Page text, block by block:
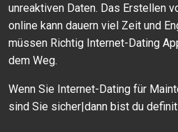
unreaktiven Daten. Das Erstellen
online kann dauern viel Zeit und
müssen Richtig Internet-Dating
dem Weg.
Wenn Sie Internet-Dating für
sind Sie sicher|dann bist du definit